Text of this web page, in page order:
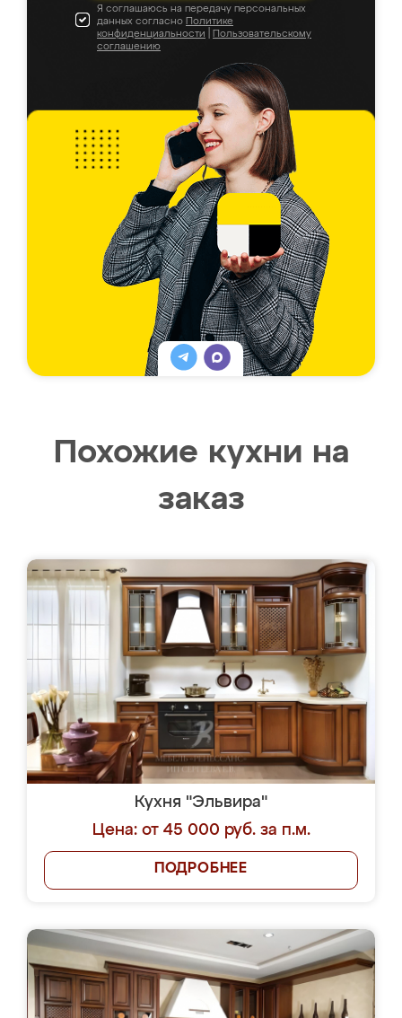
Я соглашаюсь на передачу персональных
данных согласно Политике
конфиденциальности
Пользовательскому
соглашению
Похожие кухни на
заказ
Кухня "Эльвира"
Цена: от 45 000 руб. за п.м.
ПОДРОБНЕЕ